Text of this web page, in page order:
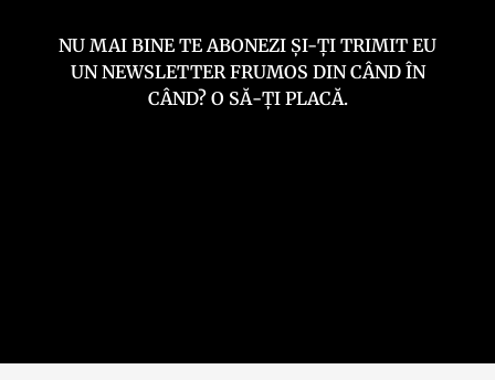
NU MAI BINE TE ABONEZI ȘI-ȚI TRIMIT EU
UN NEWSLETTER FRUMOS DIN CÂND ÎN
CÂND? O SĂ-ȚI PLACĂ.